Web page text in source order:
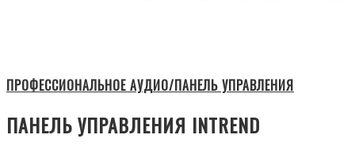
ПРОФЕССИОНАЛЬНОЕ АУДИО/ПАНЕЛЬ УПРАВЛЕНИЯ
ПАНЕЛЬ УПРАВЛЕНИЯ INTREND